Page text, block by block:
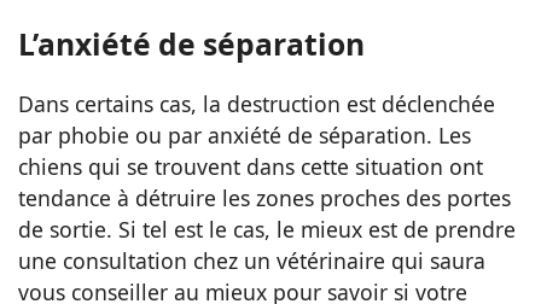
L’anxiété de séparation
Dans certains cas, la destruction est déclenchée
par phobie ou par anxiété de séparation. Les
chiens qui se trouvent dans cette situation ont
tendance à détruire les zones proches des portes
de sortie. Si tel est le cas, le mieux est de prendre
une consultation chez un vétérinaire qui saura
vous conseiller au mieux pour savoir si votre